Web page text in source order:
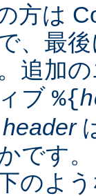
方は
、最
追加
ブ %{
header
です
のよ